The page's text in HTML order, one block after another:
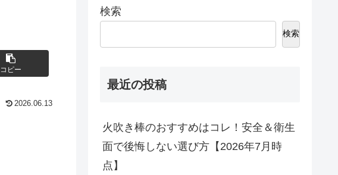
コピー
2026.06.13
検索
検索
最近の投稿
火吹き棒のおすすめはコレ！安全＆衛生
面で後悔しない選び方【2026年7月時
点】